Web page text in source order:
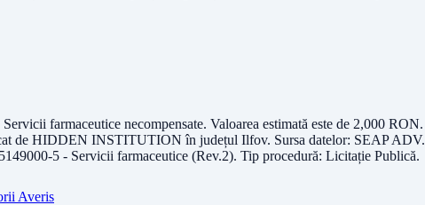
Servicii farmaceutice necompensate. Valoarea estimată este de 2,000 RON.
de HIDDEN INSTITUTION în județul Ilfov. Sursa datelor: SEAP ADV.
5 - Servicii farmaceutice (Rev.2). Tip procedură: Licitație Publică.
Averis